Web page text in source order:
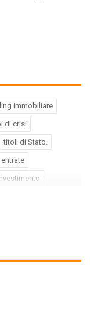
immobiliare
di crisi
titoli di Stato.